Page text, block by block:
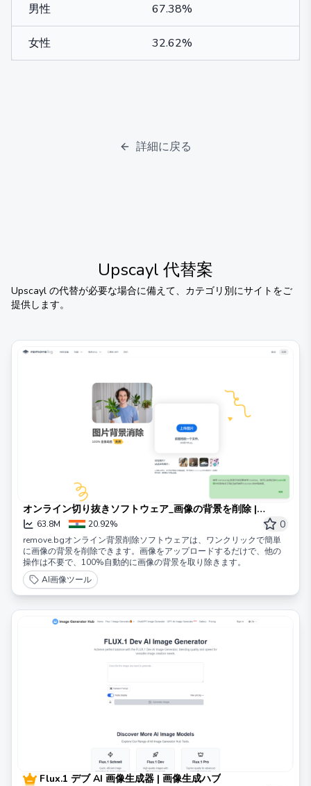
男性 67.38%
女性 32.62%
詳細に戻る
Upscayl 代替案
Upscayl の代替が必要な場合に備えて、カテゴリ別にサイトをご
提供します。
オンライン切り抜きソフトウェア_画像の背景を削除 |
remove.bg – remove.bg
63.8M 20.92% 0
remove.bgオンライン背景削除ソフトウェアは、ワンクリックで簡単
に画像の背景を削除できます。画像をアップロードするだけで、他の
操作は不要で、100%自動的に画像の背景を取り除きます。
AI画像ツール
Flux.1 デブ AI 画像生成器 | 画像生成ハブ